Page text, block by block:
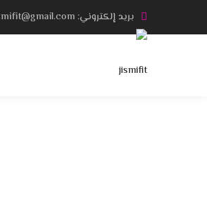
بريد إلكتروني: Jismifit@gmail.com